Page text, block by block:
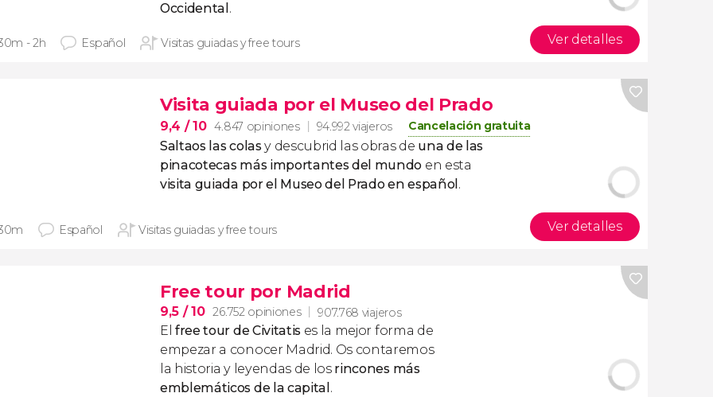
Occidental .
- 2h Español Visitas guiadas y free tours Ver detalles
Visita guiada por el Museo del Prado
9,4 / 10 4.847 opiniones 94.992 viajeros Cancelación gratuita
Saltaos las colasy descubrid las obras de una de las
pinacotecas más importantes del mundo en esta
visita guiada por el Museo del Prado en español .
Español Visitas guiadas y free tours Ver detalles
Free tour por Madrid
9,5 / 10 26.752 opiniones 907.768 viajeros
Elfree tour de Civitatis es la mejor forma de
empezar a conocer Madrid. Os contaremos
la historia y leyendas de los rincones más
emblemáticos de la capital .